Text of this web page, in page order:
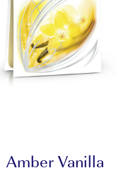
Amber Vanilla